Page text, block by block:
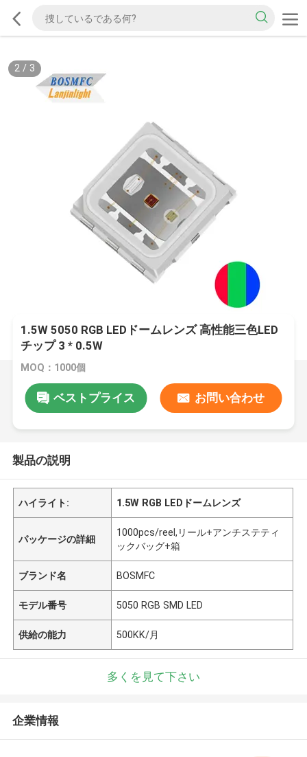
2/ 3
1.5W 5050 RGB LEDドームレンズ 高性能三色LED
チップ 3 * 0.5W
MOQ：1000個
ベストプライス お問い合わせ
製品の説明
ハイライト: 1.5W RGB LEDドームレンズ
パッケージの詳細
1000pcs/reel,リール+アンチステティ
ックバッグ+箱
ブランド名 BOSMFC
モデル番号 5050 RGB SMD LED
供給の能力 500KK/月
多くを見て下さい
企業情報